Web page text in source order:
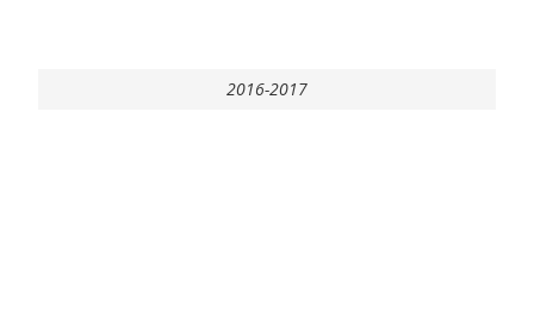
2016-2017